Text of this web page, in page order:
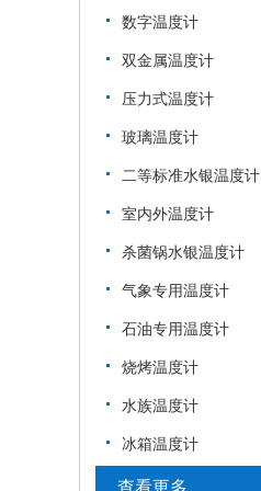
数字温度计
双金属温度计
压力式温度计
玻璃温度计
二等标准水银温度计
室内外温度计
杀菌锅水银温度计
气象专用温度计
石油专用温度计
烧烤温度计
水族温度计
冰箱温度计
查看更多